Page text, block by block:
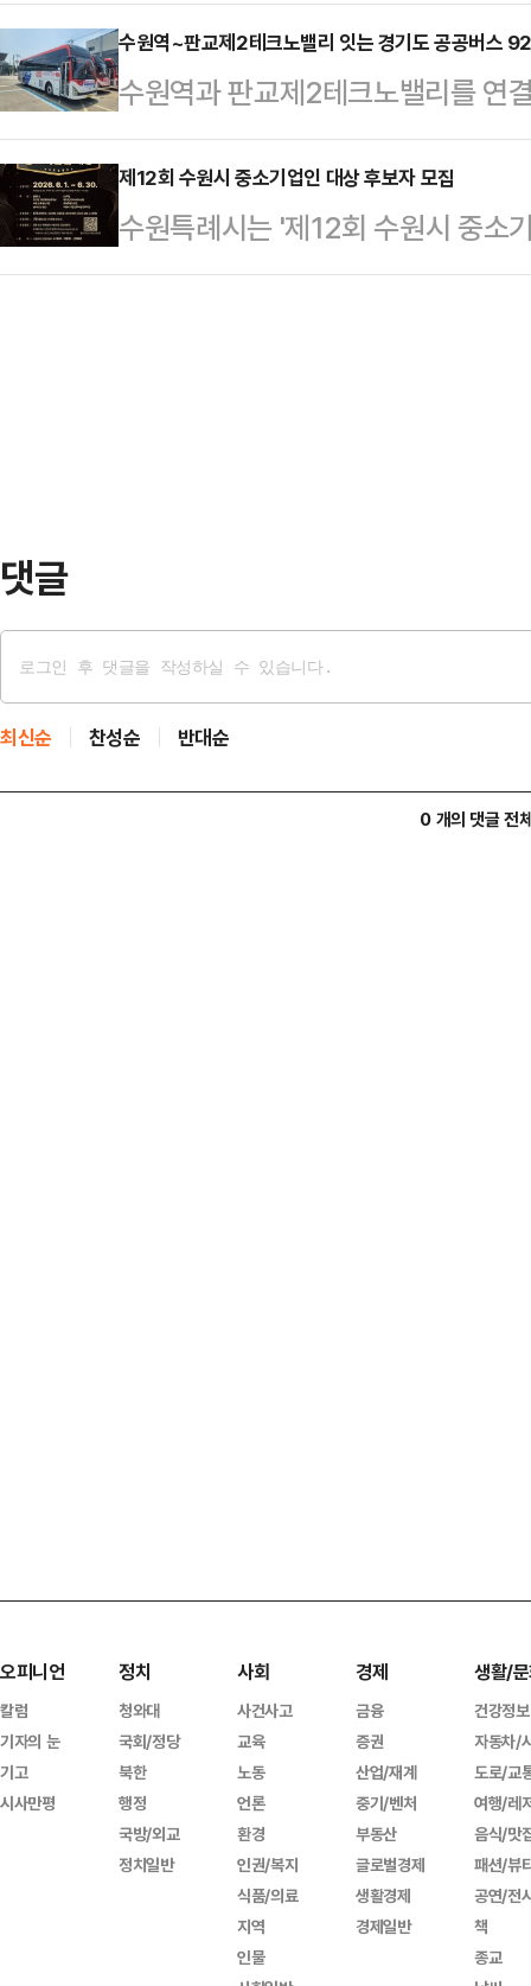
매교동(팽나무) △행궁동(뽕…
자원봉사자, 캠프 관계자들에게 감
정희윤 후보를 향해 "위로와 존경
에 반영하겠다"고 밝…
참가할 9개 중소기업을 오는 7월
비자가전협회(CTA)가 주관하는
·정보기술(IT) 박람회다. 정보기술
티·자율주행·사물인터넷·이동통신
보인다.시는 '수원시관' 운영으로
소기업의…
수원역~판교제2테크노밸리 잇는 경기도 공공버스
수원역과 판교제2테크노밸리를 연
오전 5시 30분 운행을 시작했다
입주로 증가한 판교 방면 이동 수
발생한 우만동4단지 일대 승차난
10번 출구·헌혈의집을 출발해 매
제12회 수원시 중소기업인 대상 후보자 모집
수원특례시는 '제12회 수원시 중소
집한다고 1일 밝혔다.수원시 중소
댓글
최신순 찬성순 반대순
0 개의 댓글 전
오피니언
칼럼
기자의 눈
기고
시사만평
정치
청와대
국회/정당
북한
행정
국방/외교
정치일반
사회
사건사고
교육
노동
언론
환경
인권/복지
식품/의료
지역
인물
경제
금융
증권
산업/재계
중기/벤처
부동산
글로벌경제
생활경제
경제일반
생활/
건강정보
자동차/
도로/교
여행/레
음식/맛
패션/뷰
공연/전
책
종교